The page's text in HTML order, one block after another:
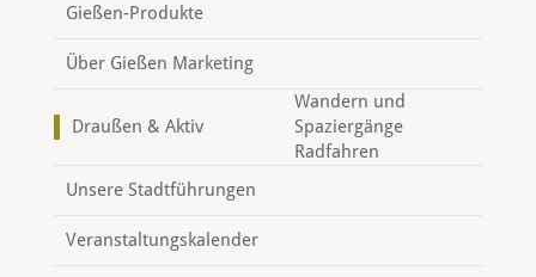
Gießen-Produkte
Über Gießen Marketing
Draußen & Aktiv
Wandern und
Spaziergänge
Radfahren
Unsere Stadtführungen
Veranstaltungskalender